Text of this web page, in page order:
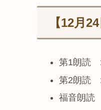
【12月
第1朗読
第2朗読
福音朗読